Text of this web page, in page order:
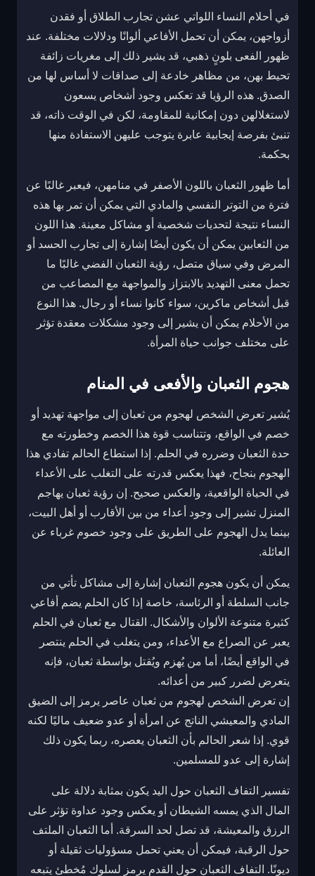
في أحلام النساء اللواتي عشن تجارب الطلاق أو فقدن
أزواجهن، يمكن أن تحمل الأفاعي ألوانًا ودلالات مختلفة. عند
ظهور الفعى بلونٍ ذهبي، قد يشير ذلك إلى مغريات زائفة
تحيط بهن، من مظاهر خادعة إلى صداقات لا أساس لها من
الصدق. هذه الرؤيا قد تعكس وجود أشخاص يسعون
لاستغلالهن دون إمكانية للمقاومة، لكن في الوقت ذاته، قد
تنبئ بفرصة إيجابية عابرة يتوجب عليهن الاستفادة منها
بحكمة.
أما ظهور الثعبان باللون الأصفر في منامهن، فيعبر غالبًا عن
فترة من التوتر النفسي والمادي التي يمكن أن تمر بها هذه
النساء نتيجة لتحديات شخصية أو مشاكل معينة. هذا اللون
من الثعابين يمكن أن يكون أيضًا إشارة إلى تجارب الحسد أو
المرض وفي سياق متصل، رؤية الثعبان الفضي غالبًا ما
تحمل معنى التهديد بالابتزاز والمواجهة مع المصاعب من
قبل أشخاص ماكرين، سواء كانوا نساء أو رجال. هذا النوع
من الأحلام يمكن أن يشير إلى وجود مشكلات معقدة تؤثر
على مختلف جوانب حياة المرأة.
هجوم الثعبان والأفعى في المنام
يُشير تعرض الشخص لهجوم من ثعبان إلى مواجهة تهديد أو
خصم في الواقع، وتتناسب قوة هذا الخصم وخطورته مع
حدة الثعبان وضرره في الحلم. إذا استطاع الحالم تفادي هذا
الهجوم بنجاح، فهذا يعكس قدرته على التغلب على الأعداء
في الحياة الواقعية، والعكس صحيح. إن رؤية ثعبان يهاجم
المنزل تشير إلى وجود أعداء من بين الأقارب أو أهل البيت،
بينما يدل الهجوم على الطريق على وجود خصوم غرباء عن
العائلة.
يمكن أن يكون هجوم الثعبان إشارة إلى مشاكل تأتي من
جانب السلطة أو الرئاسة، خاصة إذا كان الحلم يضم أفاعي
كثيرة متنوعة الألوان والأشكال. القتال مع ثعبان في الحلم
يعبر عن الصراع مع الأعداء، ومن يتغلب في الحلم ينتصر
في الواقع أيضًا، أما من يُهزم ويُقتل بواسطة ثعبان، فإنه
يتعرض لضرر كبير من أعدائه.
إن تعرض الشخص لهجوم من ثعبان عاصر يرمز إلى الضيق
المادي والمعيشي الناتج عن امرأة أو عدو ضعيف ماليًا لكنه
قوي. إذا شعر الحالم بأن الثعبان يعصره، ربما يكون ذلك
إشارة إلى عدو للمسلمين.
تفسير التفاف الثعبان حول اليد يكون بمثابة دلالة على
المال الذي يمسه الشيطان أو يعكس وجود عداوة تؤثر على
الرزق والمعيشة، قد تصل لحد السرقة. أما الثعبان الملتف
حول الرقبة، فيمكن أن يعني تحمل مسؤوليات ثقيلة أو
ديونًا. التفاف الثعبان حول القدم يرمز لسلوك مُخطئ يتبعه